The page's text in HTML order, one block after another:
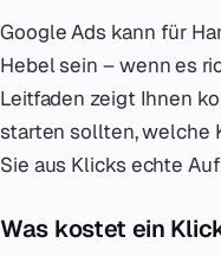
Google Ads kann für
Hebel sein – wenn es
Leitfaden zeigt Ihnen
starten sollten, welche
Sie aus Klicks echte
Was kostet ein